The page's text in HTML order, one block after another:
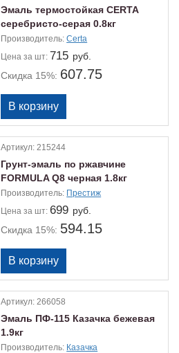
Эмаль термостойкая CERTA
серебристо-серая 0.8кг
Производитель:Certa
Цена за шт: 715 руб.
Скидка 15%: 607.75
Артикул:215244
Грунт-эмаль по ржавчине
FORMULA Q8 черная 1.8кг
Производитель: Престиж
Цена за шт:699 руб.
Скидка 15%: 594.15
Артикул:266058
Эмаль ПФ-115 Казачка бежевая
1.9кг
Производитель: Казачка